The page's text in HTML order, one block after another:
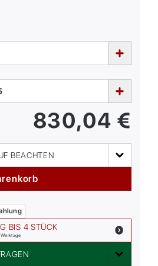
830,04 €
BEACHTEN
BIS 4 STÜCK